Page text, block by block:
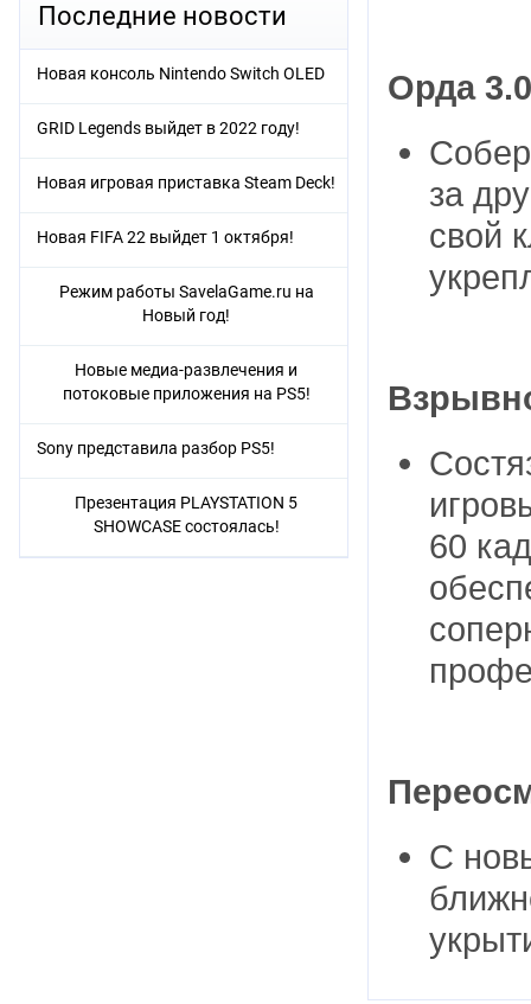
Орда 3.0
за
свой
60
С
Последние новости
Новая консоль Nintendo Switch OLED
GRID Legends выйдет в 2022 году!
Новая игровая приставка Steam Deck!
Новая FIFA 22 выйдет 1 октября!
Режим работы SavelaGame.ru на
Новый год!
Новые медиа-развлечения и
потоковые приложения на PS5!
Sony представила разбор PS5!
Презентация PLAYSTATION 5
SHOWCASE состоялась!